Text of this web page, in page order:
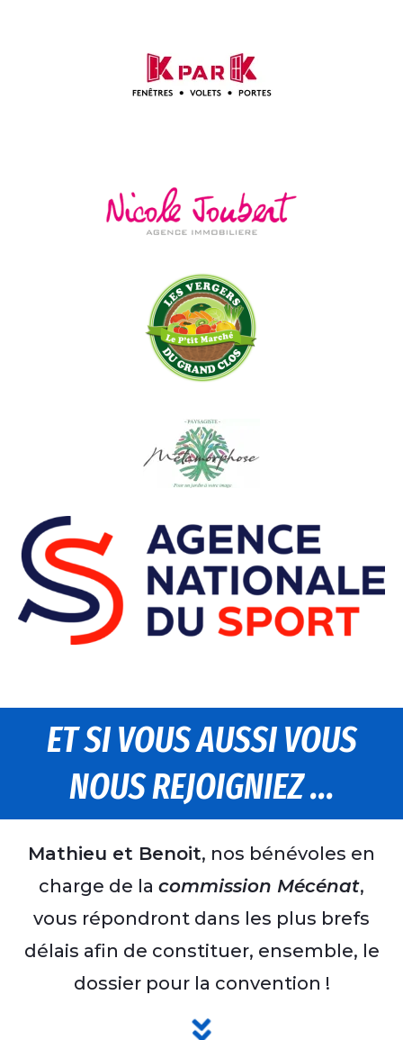
ET SI VOUS AUSSI VOUS
NOUS REJOIGNIEZ ...
Mathieu et Benoit, nos bénévoles en
charge de la commission Mécénat,
vous répondront dans les plus brefs
délais afin de constituer, ensemble, le
dossier pour la convention !